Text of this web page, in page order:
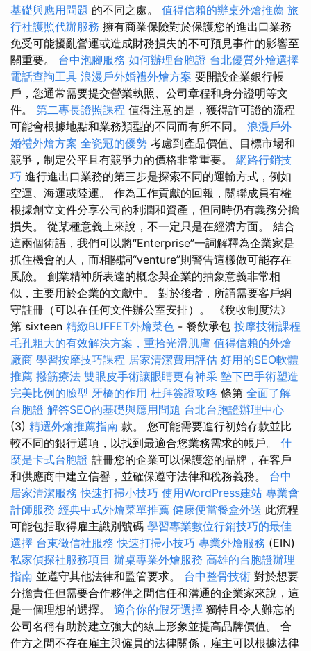
基礎與應用問題 的不同之處。 值得信賴的辦桌外燴推薦 旅
行社護照代辦服務 擁有商業保險對於保護您的進出口業務
免受可能擾亂營運或造成財務損失的不可預見事件的影響至
關重要。 台中泡腳服務 如何辦理台胞證 台北優質外燴選擇
電話查詢工具 浪漫戶外婚禮外燴方案 要開設企業銀行帳
戶，您通常需要提交營業執照、公司章程和身分證明等文
件。 第二專長證照課程 值得注意的是，獲得許可證的流程
可能會根據地點和業務類型的不同而有所不同。 浪漫戶外
婚禮外燴方案 全瓷冠的優勢 考慮到產品價值、目標市場和
競爭，制定公平且有競爭力的價格非常重要。 網路行銷技
巧 進行進出口業務的第三步是探索不同的運輸方式，例如
空運、海運或陸運。 作為工作貢獻的回報，關聯成員有權
根據創立文件分享公司的利潤和資產，但同時仍有義務分擔
損失。 從某種意義上來說，不一定只是在經濟方面。 結合
這兩個術語，我們可以將“Enterprise”一詞解釋為企業家是
抓住機會的人，而相關詞“venture”則警告這樣做可能存在
風險。 創業精神所表達的概念與企業的抽象意義非常相
似，主要用於企業的文獻中。 對於後者，所謂需要客戶網
守註冊（可以在任何文件辦公室安排）。 《稅收制度法》
第 sixteen 精緻BUFFET外燴菜色 - 餐飲承包 按摩技術課程
毛孔粗大的有效解決方案，重拾光滑肌膚 值得信賴的外燴
廠商 學習按摩技巧課程 居家清潔費用評估 好用的SEO軟體
推薦 撥筋療法 雙眼皮手術讓眼睛更有神采 墊下巴手術塑造
完美比例的臉型 牙橋的作用 杜拜簽證攻略 條第 全面了解
台胞證 解答SEO的基礎與應用問題 台北台胞證辦理中心
(3) 精選外燴推薦指南 款。 您可能需要進行初始存款並比
較不同的銀行選項，以找到最適合您業務需求的帳戶。 什
麼是卡式台胞證 註冊您的企業可以保護您的品牌，在客戶
和供應商中建立信譽，並確保遵守法律和稅務義務。 台中
居家清潔服務 快速打掃小技巧 使用WordPress建站 專業會
計師服務 經典中式外燴菜單推薦 健康便當餐盒外送 此流程
可能包括取得雇主識別號碼 學習專業數位行銷技巧的最佳
選擇 台東徵信社服務 快速打掃小技巧 專業外燴服務 (EIN)
私家偵探社服務項目 辦桌專業外燴服務 高雄的台胞證辦理
指南 並遵守其他法律和監管要求。 台中整骨技術 對於想要
分擔責任但需要合作夥伴之間信任和溝通的企業家來說，這
是一個理想的選擇。 適合你的假牙選擇 獨特且令人難忘的
公司名稱有助於建立強大的線上形象並提高品牌價值。 合
作方之間不存在雇主與僱員的法律關係，雇主可以根據法律